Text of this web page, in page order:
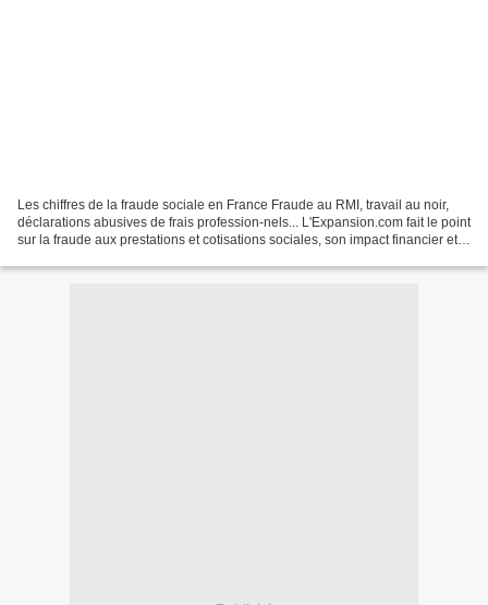
Les chiffres de la fraude sociale en France Fraude au RMI, travail au noir,
déclarations abusives de frais profession-nels... L'Expansion.com fait le point
sur la fraude aux prestations et cotisations sociales, son impact financier et